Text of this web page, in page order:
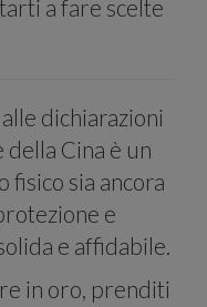
a fare scelte
dichiarazioni
Cina è un
fisico sia ancora
e
e affidabile.
in oro, prenditi
e